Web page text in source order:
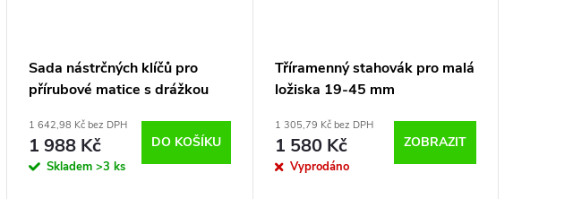
Sada nástrčných klíčů pro
přírubové matice s drážkou
F08242
1 642,98 Kč bez DPH
1 988 Kč
Skladem>3 ks
DO KOŠÍKU
Tříramenný stahovák pro malá
ložiska 19-45 mm
1 305,79 Kč bez DPH
1 580 Kč
Vyprodáno
ZOBRAZIT